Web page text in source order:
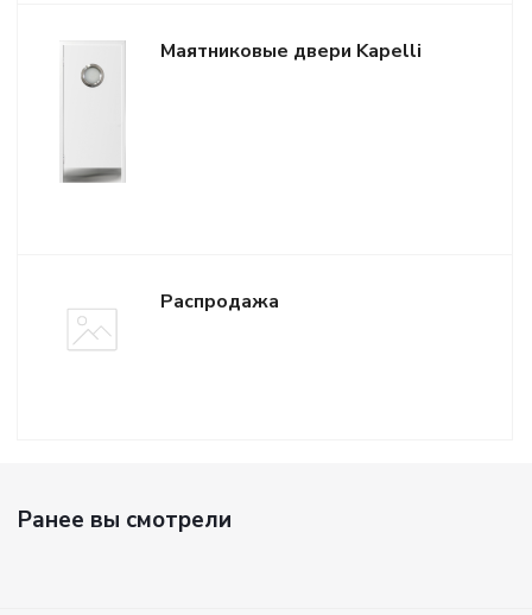
Маятниковые двери Kapelli
Распродажа
Ранее вы смотрели